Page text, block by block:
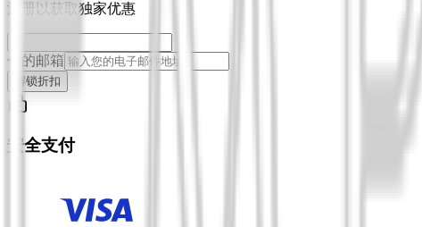
注册以获取独家优惠
你的邮箱
解锁折扣
安全支付